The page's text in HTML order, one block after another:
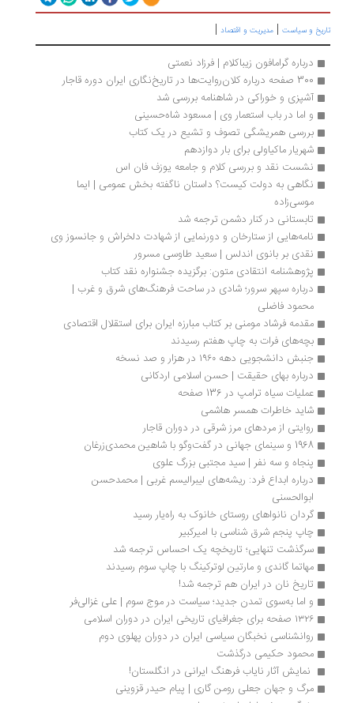
و سیاست |مدیریت و اقتصاد|
درباره گرامافون زیباکلام | فرزاد نعمتی
آشپزی و خوراکی در شاهنامه بررسی شد
و اما در باب استعمار وی | مسعود شاه‏‌حسینی
بررسی همریشگی تصوف و تشیع در یک کتاب
شهریار ماکیاولی برای بار دوازدهم
نشست نقد و بررسی کلام و جامعه یوزف فان اس
نگاهی به دولت کیست؟ داستان ناگفته بخش عمومی | ایما
موسی‌زاده
تابستانی در کنار دشمن ترجمه شد
نامه‌هایی از ستارخان و دورنمایی از شهادت دلخراش و جانسوز وی
نقدی بر بانوی اندلس | سعید طاوسی مسرور
پژوهشنامه انتقادی متون: برگزیده جشنواره نقد کتاب
درباره سپهر سرور؛ شادی در ساحت فرهنگ‌های شرق و غرب |
محمود فاضلی
مقدمه فرشاد مومنی بر کتاب مبارزه ایران برای استقلال اقتصادی
بچه‌های فرات به چاپ هفتم رسیدند
جنبش دانشجویی دهه ۱۹۶۰ در هزار و صد نسخه
درباره بهای حقیقت | حسن اسلامی اردکانی
عملیات سیاه ترامپ در 136 صفحه
شاید خاطرات همسر هاشمی
روایتی از مردهای مرز شرقی در دوران قاجار
پنجاه و سه نفر | سید مجتبی بزرگ علوی
درباره ابداع فرد: ریشه‌های لیبرالیسم غربی | محمدحسن
ابوالحسنی
گردان نانواهای روستای خانوک به راه‌یار رسید
چاپ پنجم شرق شناسی با امیرکبیر
سرگذشت تنهایی؛ تاریخچه یک احساس ترجمه شد
مهاتما گاندی و مارتین لوترکینگ با چاپ سوم رسیدند
تاریخ نان در ایران هم ترجمه شد!
و اما به‌سوی تمدن جدید؛ سیاست در موج سوم | علی غزالی‌فر
روانشناسی نخبگان سیاسی ایران در دوران پهلوی دوم
محمود حکیمی درگذشت
نمایش آثار نایاب فرهنگ ایرانی در انگلستان!
مرگ و جهان جعلی رومن‌ گاری | پیام حیدر قزوینی